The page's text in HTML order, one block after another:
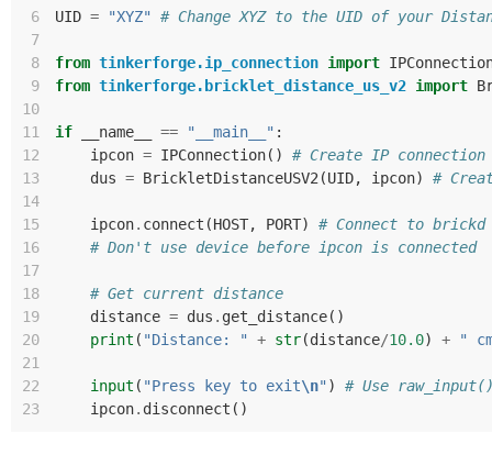
6
UID = "XYZ"
# Change XYZ to the UID of your
7
8
from tinkerforge.ip_connection import
9
from tinkerforge.bricklet_distance_us_v2 import
10
11
if __name__ == "__main__" :
12
ipcon = IPConnection()
# Create IP connection
13
dus = BrickletDistanceUSV2 (UID, ipcon)
#
14
15
ipcon. connect (HOST, PORT)
# Connect to brickd
16
# Don't use device before ipcon is connected
17
18
# Get current distance
19
distance = dus . get_distance()
20
print ( "Distance: " + str(distance/10.0) +
"
21
22
input ( "Press key to exit\n" )
# Use
23
ipcon. disconnect ()